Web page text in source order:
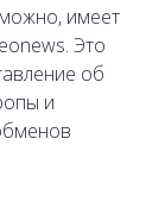
имеет
Это
об
и